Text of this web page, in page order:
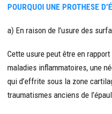
POURQUOI UNE PROTHESE
a) En raison de l’usure des
Cette usure peut être en rapport
maladies inflammatoires, une
qui d’effrite sous la zone
traumatismes anciens de